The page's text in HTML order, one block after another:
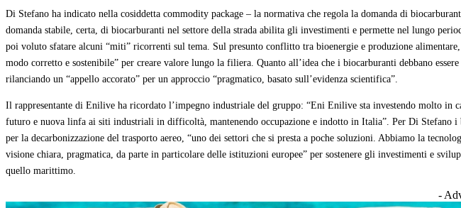
Di Stefano ha indicato nella cosiddetta commodity package – la normativa che regola la domanda di
domanda stabile, certa, di biocarburanti nel settore della strada abilita gli investimenti e permette nel lungo
poi voluto sfatare alcuni “miti” ricorrenti sul tema. Sul presunto conflitto tra bioenergie e produzione
modo corretto e sostenibile” per creare valore lungo la filiera. Quanto all’idea che i biocarburanti debbano
rilanciando un “appello accorato” per un approccio “pragmatico, basato sull’evidenza scientifica”.
Il rappresentante di Enilive ha ricordato l’impegno industriale del gruppo: “Eni Enilive sta investendo molto
futuro e nuova linfa ai siti industriali in difficoltà, mantenendo occupazione e indotto in Italia”. Per Di Stefano
per la decarbonizzazione del trasporto aereo, “uno dei settori che si presta a poche soluzioni. Abbiamo la
visione chiara, pragmatica, da parte in particolare delle istituzioni europee” per sostenere gli investimenti e
quello marittimo.
-